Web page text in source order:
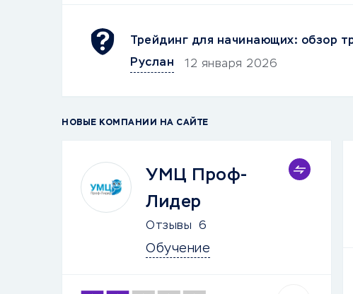
Трейдинг для начинающих: обзор
Руслан
12 января 2026
НОВЫЕ КОМПАНИИ НА САЙТЕ
УМЦ Проф-
Лидер
Отзывы 6
Обучение